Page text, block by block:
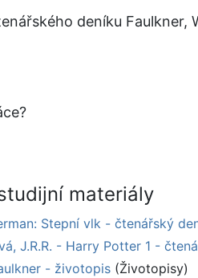
deníku Faulkner,
materiály
Stepní vlk - čtenářský
J.R.R. - Harry Potter 1 -
- životopis (Životopisy)